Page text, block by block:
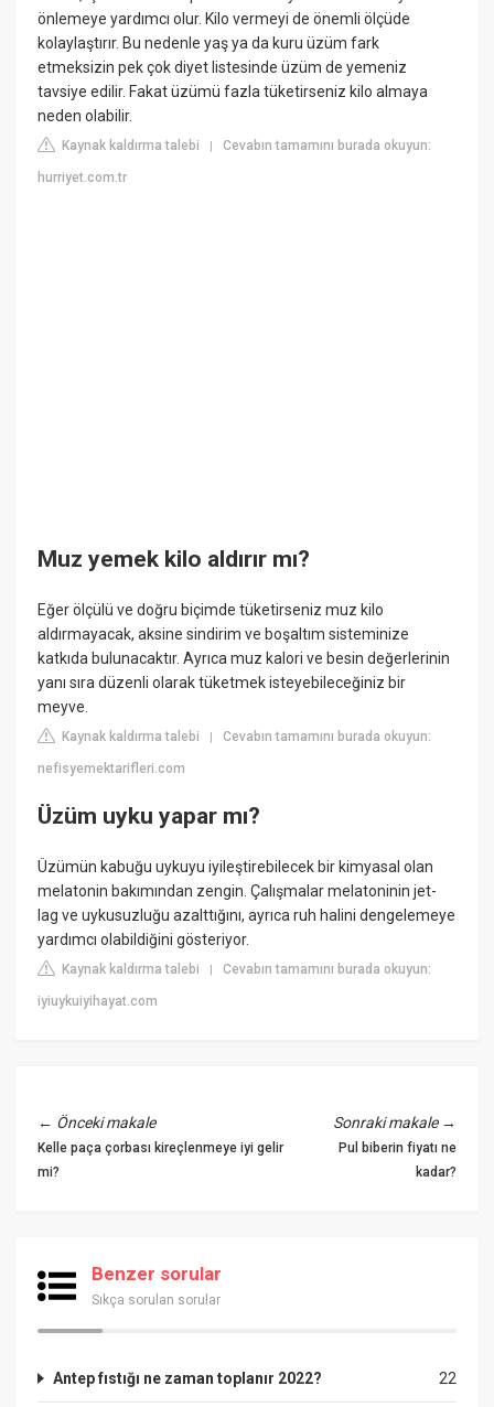
önlemeye yardımcı olur. Kilo vermeyi de önemli ölçüde
kolaylaştırır. Bu nedenle yaş ya da kuru üzüm fark
etmeksizin pek çok diyet listesinde üzüm de yemeniz
tavsiye edilir. Fakat üzümü fazla tüketirseniz kilo almaya
neden olabilir.
Kaynak kaldırma talebi |Cevabın tamamını burada okuyun:
hurriyet.com.tr
Muz yemek kilo aldırır mı?
Eğer ölçülü ve doğru biçimde tüketirseniz muz kilo
aldırmayacak, aksine sindirim ve boşaltım sisteminize
katkıda bulunacaktır. Ayrıca muz kalori ve besin değerlerinin
yanı sıra düzenli olarak tüketmek isteyebileceğiniz bir
meyve.
Kaynak kaldırma talebi |Cevabın tamamını burada okuyun:
nefisyemektarifleri.com
Üzüm uyku yapar mı?
Üzümün kabuğu uykuyu iyileştirebilecek bir kimyasal olan
melatonin bakımından zengin. Çalışmalar melatoninin jet-
lag ve uykusuzluğu azalttığını, ayrıca ruh halini dengelemeye
yardımcı olabildiğini gösteriyor.
Kaynak kaldırma talebi |Cevabın tamamını burada okuyun:
iyiuykuiyihayat.com
← Önceki makale
Kelle paça çorbası kireçlenmeye iyi gelir
mi?
Sonraki makale→
Pul biberin fiyatı ne
kadar?
Benzer sorular
Sıkça sorulan sorular
22
Antep fıstığı ne zaman toplanır 2022?